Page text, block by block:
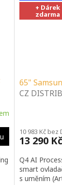
+ Dárek
zdarma
65"
CZ
SLUŽBY
10 983 Kč bez
13 290 Kč
Q4 AI
smart
s uměním